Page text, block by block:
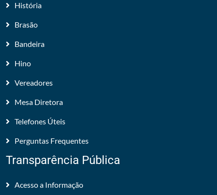
História
Brasão
Bandeira
Hino
Vereadores
Mesa Diretora
Telefones Úteis
Perguntas Frequentes
Transparência Pública
Acesso a Informação